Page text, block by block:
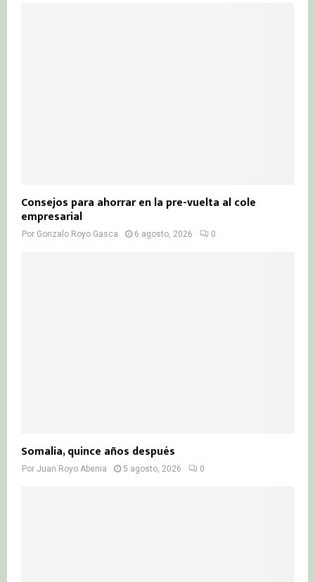
Consejos para ahorrar en la pre-vuelta al cole
empresarial
Por Gonzalo Royo Gasca 6 agosto, 2026 0
Somalia, quince años después
Por Juan Royo Abenia 5 agosto, 2026 0